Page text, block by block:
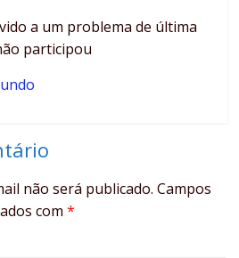
a um problema de última
participou
não será publicado. Campos
com*